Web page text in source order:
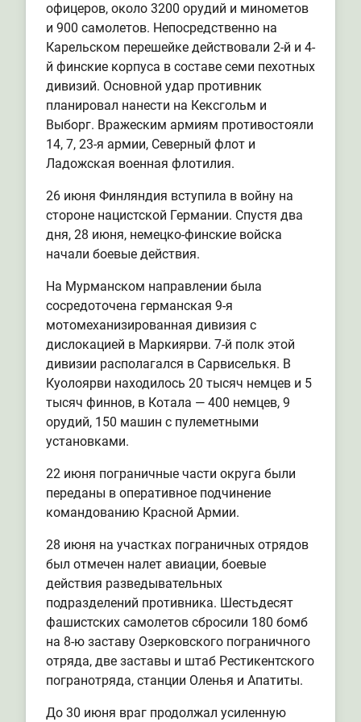
офицеров, около 3200 орудий и минометов
и 900 самолетов. Непосредственно на
Карельском перешейке действовали 2-й и 4-
й финские корпуса в составе семи пехотных
дивизий. Основной удар противник
планировал нанести на Кексгольм и
Выборг. Вражеским армиям противостояли
14, 7, 23-я армии, Северный флот и
Ладожская военная флотилия.
26 июня Финляндия вступила в войну на
стороне нацистской Германии. Спустя два
дня, 28 июня, немецко-финские войска
начали боевые действия.
На Мурманском направлении была
сосредоточена германская 9-я
мотомеханизированная дивизия с
дислокацией в Маркиярви. 7-й полк этой
дивизии располагался в Сарвиселькя. В
Куолоярви находилось 20 тысяч немцев и 5
тысяч финнов, в Котала — 400 немцев, 9
орудий, 150 машин с пулеметными
установками.
22 июня пограничные части округа были
переданы в оперативное подчинение
командованию Красной Армии.
28 июня на участках пограничных отрядов
был отмечен налет авиации, боевые
действия разведывательных
подразделений противника. Шестьдесят
фашистских самолетов сбросили 180 бомб
на 8-ю заставу Озерковского пограничного
отряда, две заставы и штаб Рестикентского
погранотряда, станции Оленья и Апатиты.
До 30 июня враг продолжал усиленную